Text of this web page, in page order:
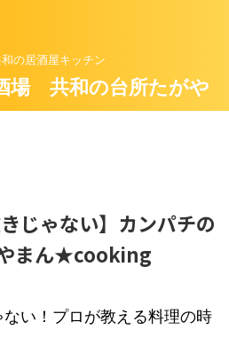
の居酒屋キッチン
場 共和の台所たがや
じゃない】カンパチの
まん★cooking
い！プロが教える料理の時